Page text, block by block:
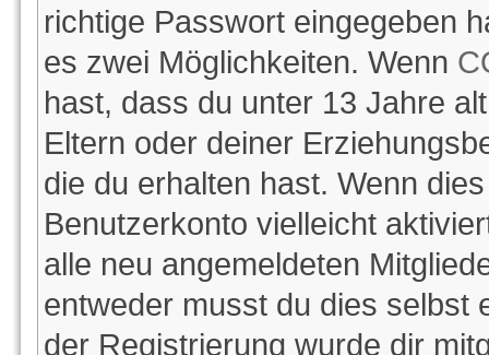
richtige Passwort eingegeben
es zwei Möglichkeiten. Wenn
hast, dass du unter 13 Jahre
Eltern oder deiner
die du erhalten hast. Wenn
Benutzerkonto vielleicht
alle neu angemeldeten
entweder musst du dies selbst
der Registrierung wurde dir